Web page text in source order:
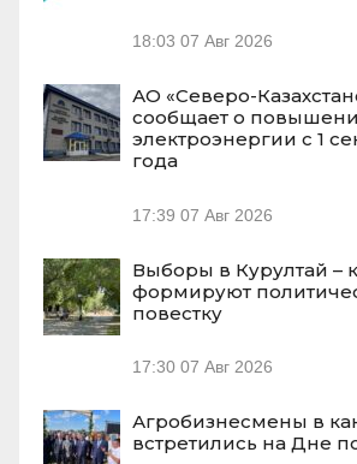
18:03 07 Авг 2026
АО «Северо-
сообщает о
электроэнергии с 1
года
17:39 07 Авг 2026
Выборы в Курултай –
формируют
повестку
17:30 07 Авг 2026
Агробизнесмены в
встретились на Дне